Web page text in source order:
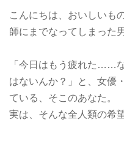
こんにちは、おいしいも
師にまでなってしまった
「今日はもう疲れた……
はないんか？」と、女優
ている、そこのあなた。
実は、そんな全人類の希